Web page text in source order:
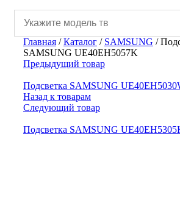
Главная /Каталог / SAMSUNG /
SAMSUNG UE40EH5057K
Предыдущий товар
Подсветка SAMSUNG
Назад к товарам
Следующий товар
Подсветка SAMSUNG